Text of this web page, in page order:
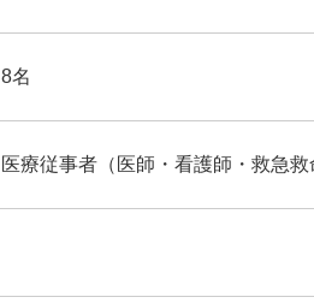
8名
医療従事者（医師・看護師・救急